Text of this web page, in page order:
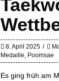
8. April 2025
Medaille, Poomsae
Es ging früh am